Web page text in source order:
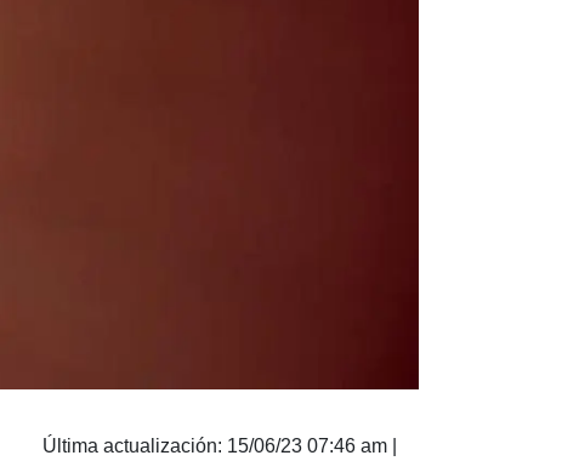
Última actualización: 15/06/23 07:46 am